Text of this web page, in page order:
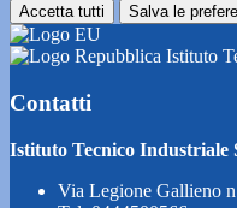
Accetta tutti Salva le
Istituto
Contatti
Istituto Tecnico Industriale
Via Legione Gallieno